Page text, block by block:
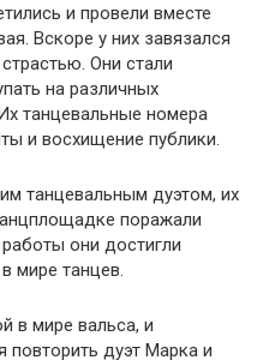
и провели вместе
Вскоре у них завязался
Они стали
на различных
танцевальные номера
и восхищение публики.
танцевальным дуэтом, их
поражали
они достигли
мире танцев.
в мире вальса, и
повторить дуэт Марка и